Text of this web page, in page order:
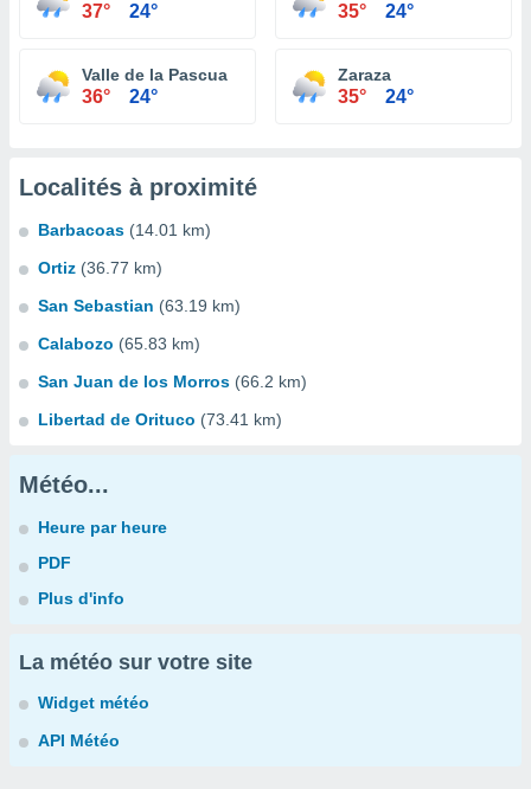
37° 24° 35° 24°
Valle de la Pascua
36° 24°
Zaraza
35° 24°
Localités à proximité
Barbacoas (14.01 km)
Ortiz (36.77 km)
San Sebastian (63.19 km)
Calabozo (65.83 km)
San Juan de los Morros (66.2 km)
Libertad de Orituco (73.41 km)
Météo...
Heure par heure
PDF
Plus d'info
La météo sur votre site
Widget météo
API Météo